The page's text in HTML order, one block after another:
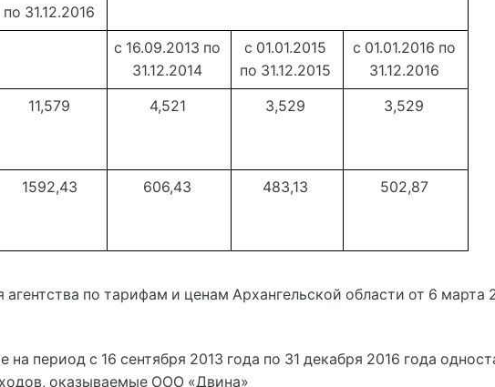
по 31.12.2016
с 16.09.2013 по
31.12.2014
с 01.01.2015
по 31.12.2015
с 01.01.2016 по
31.12.2016
11,579 4,521 3,529 3,529
1592,43 606,43 483,13 502,87
по тарифам и ценам Архангельской области от 6 марта
на период с 16 сентября 2013 года по 31 декабря 2016 года
оказываемые ООО «Двина»